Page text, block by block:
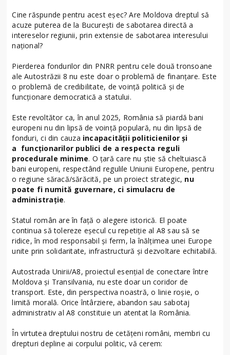
Cine răspunde pentru acest eșec? Are Moldova dreptul să
acuze puterea de la București de sabotarea directă a
intereselor regiunii, prin extensie de sabotarea interesului
național?
Pierderea fondurilor din PNRR pentru cele două tronsoane
ale Autostrăzii 8 nu este doar o problemă de finanțare. Este
o problemă de credibilitate, de voință politică și de
funcționare democratică a statului.
Este revoltător ca, în anul 2025, România să piardă bani
europeni nu din lipsă de voință populară, nu din lipsă de
fonduri, ci din cauza incapacității politicienilor și
a funcționarilor publici de a respecta reguli
procedurale minime. O țară care nu știe să cheltuiască
bani europeni, respectând regulile Uniunii Europene, pentru
o regiune săracă/sărăcită, pe un proiect strategic, nu
poate fi numită guvernare, ci simulacru de
administrație.
Statul român are în față o alegere istorică. El poate
continua să tolereze eșecul cu repetiție al A8 sau să se
ridice, în mod responsabil și ferm, la înălțimea unei Europe
unite prin solidaritate, infrastructură și dezvoltare echitabilă.
Autostrada Unirii/A8, proiectul esențial de conectare între
Moldova și Transilvania, nu este doar un coridor de
transport. Este, din perspectiva noastră, o linie roșie, o
limită morală. Orice întârziere, abandon sau sabotaj
administrativ al A8 constituie un atentat la România.
În virtutea dreptului nostru de cetățeni români, membri cu
drepturi depline ai corpului politic, vă cerem: